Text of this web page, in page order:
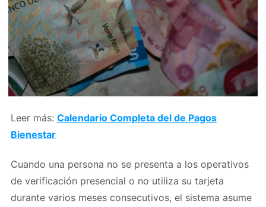
Leer más: Calendario Completa del de Pagos
Bienestar
Cuando una persona no se presenta a los operativos
de verificación presencial o no utiliza su tarjeta
durante varios meses consecutivos, el sistema asume